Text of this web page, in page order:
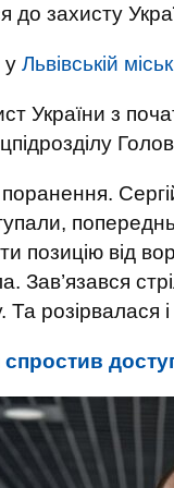
до захисту
у Львівській
України з
позицію від
Зав’язався
розірвалася
спростив